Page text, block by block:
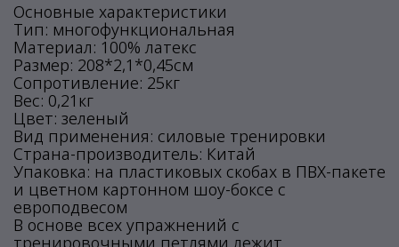
Основные характеристики
Тип: многофункциональная
Материал: 100% латекс
Размер: 208*2,1*0,45см
Сопротивление: 25кг
Вес: 0,21кг
Цвет: зеленый
Вид применения: силовые тренировки
Страна-производитель: Китай
Упаковка: на пластиковых скобах в ПВХ-пакете
и цветном картонном шоу-боксе с
европодвесом
В основе всех упражнений с
тренировочными петлями лежит